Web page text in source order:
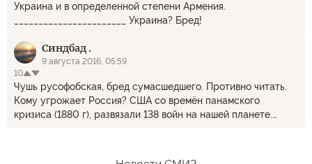
Украина и в определенной степени Армения.
_______________________ Украина? Бред!
Синдбад .
9 августа 2016, 05:59
10
Чушь русофобская, бред сумасшедшего. Противно читать.
Кому угрожает Россия? США со времён панамского
кризиса (1880 г), развязали 138 войн на нашей планете.